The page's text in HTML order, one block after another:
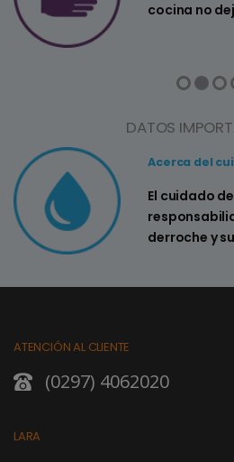
cocina no
DATOS
Acerca del
El cuidado
derroche y
ATENCIÓN AL CLIENTE
(0297) 4062020
LARA